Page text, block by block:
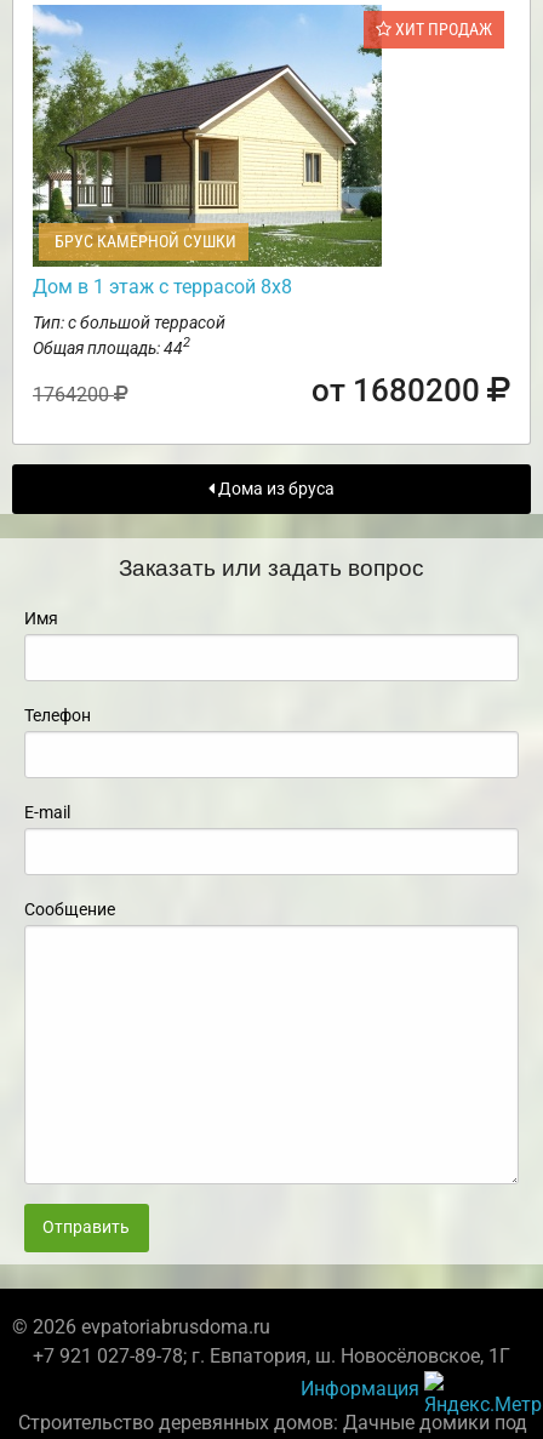
ХИТ ПРОДАЖ
БРУС КАМЕРНОЙ СУШКИ
Дом в 1 этаж с террасой 8х8
Тип: с большой террасой
Общая площадь: 442
1764200 от 1680200
Дома из бруса
Заказать или задать вопрос
Имя
Телефон
E-mail
Сообщение
Отправить
© 2026 evpatoriabrusdoma.ru
+7 921 027-89-78; г. Евпатория, ш. Новосёловское, 1Г
Информация
Строительство деревянных домов: Дачные домики под